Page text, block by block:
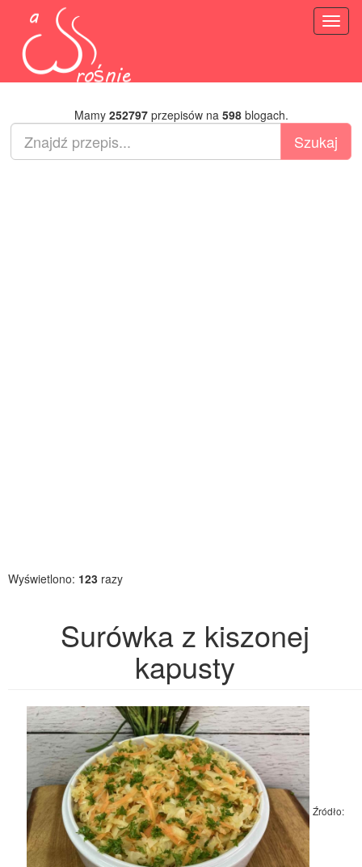
Mamy 252797przepisów na 598blogach.
Wyświetlono: 123 razy
Surówka z kiszonej
kapusty
Źródło: